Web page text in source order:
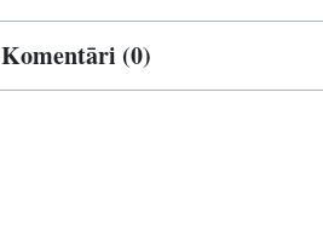
Komentāri (0)